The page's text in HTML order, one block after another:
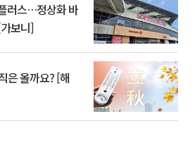
러스…정상화 바
보니]
은 올까요? [해